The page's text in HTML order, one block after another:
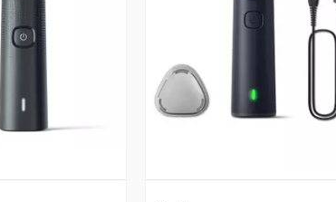
Vista Previa
Vista Previa